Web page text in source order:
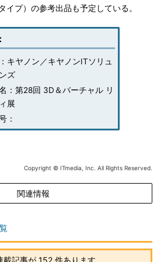
イプ）の参考出品も予定している。
キヤノン／キヤノンITソリュ
ズ
：第28回 3D＆バーチャル リ
展
：
Copyright © ITmedia, Inc. All Rights Reserved.
関連情報
載記事が 152 件あります